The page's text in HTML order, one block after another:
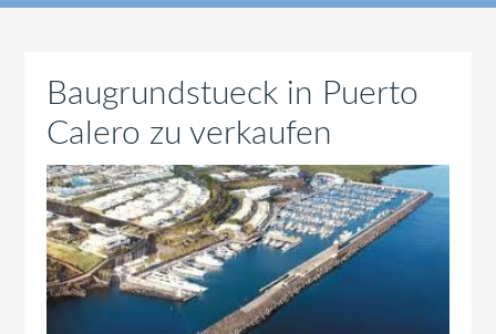
Baugrundstueck in Puerto
Calero zu verkaufen